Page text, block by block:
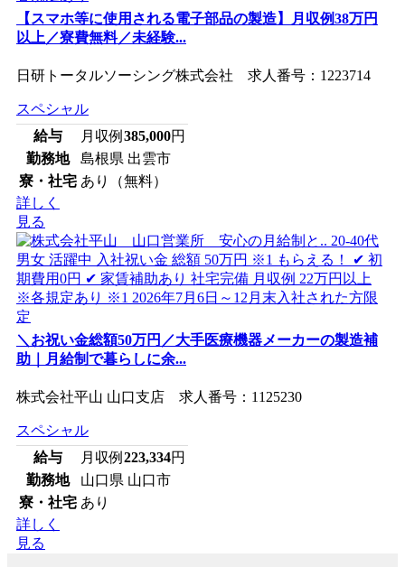
【スマホ等に使用される電子部品の製造】月収例38万円
以上／寮費無料／未経験...
日研トータルソーシング株式会社 求人番号：1223714
スペシャル
給与
月収例 385,000円
勤務地
島根県 出雲市
寮・社宅 あり（無料）
詳しく
見る
＼お祝い金総額50万円／大手医療機器メーカーの製造補
助｜月給制で暮らしに余...
株式会社平山 山口支店 求人番号：1125230
スペシャル
給与
月収例 223,334円
勤務地
山口県 山口市
寮・社宅 あり
詳しく
見る